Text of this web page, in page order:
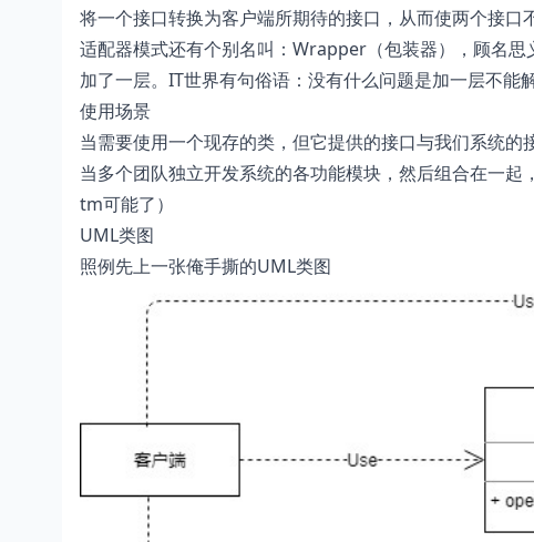
将一个接口转换为客户端所期待的接口，从而使两个接口
适配器模式还有个别名叫：Wrapper（包装器），顾名
加了一层。IT世界有句俗语：没有什么问题是加一层不能
使用场景
当需要使用一个现存的类，但它提供的接口与我们系统
当多个团队独立开发系统的各功能模块，然后组合在一
tm可能了）
UML类图
照例先上一张俺手撕的UML类图